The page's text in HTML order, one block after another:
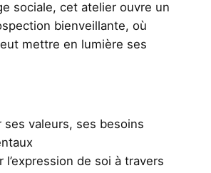
sociale, cet atelier ouvre un
bienveillante, où
mettre en lumière ses
ses valeurs, ses besoins
l’expression de soi à travers